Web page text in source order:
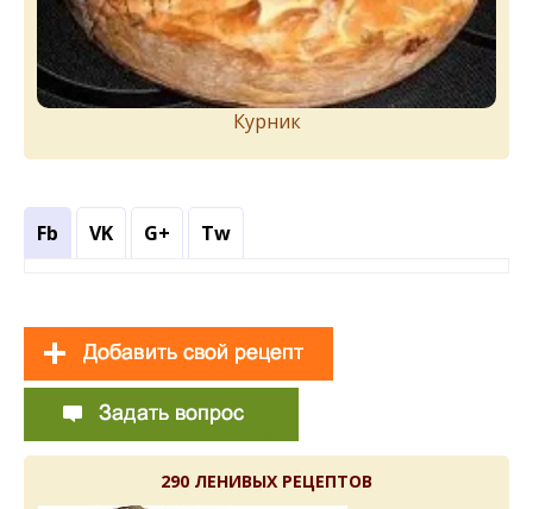
Курник
Fb VK G+ Tw
290 ЛЕНИВЫХ РЕЦЕПТОВ